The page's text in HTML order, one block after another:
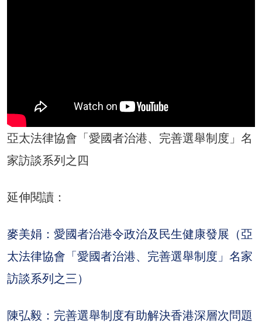
亞太法律協會「愛國者治港、完善選舉制度」名
家訪談系列之四
延伸閱讀：
麥美娟：愛國者治港令政治及民生健康發展（亞
太法律協會「愛國者治港、完善選舉制度」名家
訪談系列之三）
陳弘毅：完善選舉制度有助解決香港深層次問題